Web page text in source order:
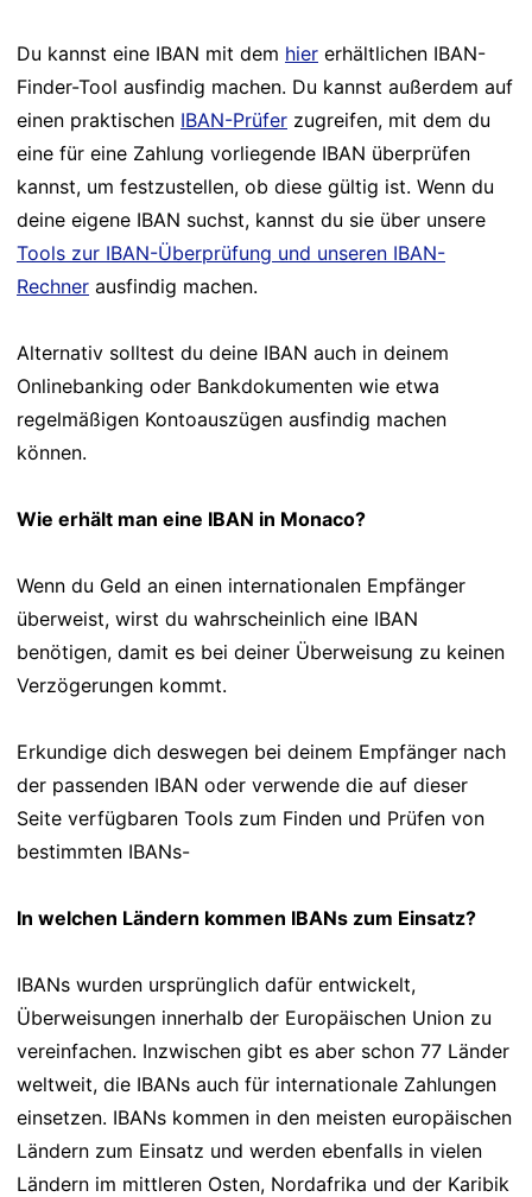
Du kannst eine IBAN mit dem hier erhältlichen IBAN-
Finder-Tool ausfindig machen. Du kannst außerdem auf
einen praktischen IBAN-Prüfer zugreifen, mit dem du
eine für eine Zahlung vorliegende IBAN überprüfen
kannst, um festzustellen, ob diese gültig ist. Wenn du
deine eigene IBAN suchst, kannst du sie über unsere
Tools zur IBAN-Überprüfung und unseren IBAN-
Rechner ausfindig machen.
Alternativ solltest du deine IBAN auch in deinem
Onlinebanking oder Bankdokumenten wie etwa
regelmäßigen Kontoauszügen ausfindig machen
können.
Wie erhält man eine IBAN in Monaco?
Wenn du Geld an einen internationalen Empfänger
überweist, wirst du wahrscheinlich eine IBAN
benötigen, damit es bei deiner Überweisung zu keinen
Verzögerungen kommt.
Erkundige dich deswegen bei deinem Empfänger nach
der passenden IBAN oder verwende die auf dieser
Seite verfügbaren Tools zum Finden und Prüfen von
bestimmten IBANs-
In welchen Ländern kommen IBANs zum Einsatz?
IBANs wurden ursprünglich dafür entwickelt,
Überweisungen innerhalb der Europäischen Union zu
vereinfachen. Inzwischen gibt es aber schon 77 Länder
weltweit, die IBANs auch für internationale Zahlungen
einsetzen. IBANs kommen in den meisten europäischen
Ländern zum Einsatz und werden ebenfalls in vielen
Ländern im mittleren Osten, Nordafrika und der Karibik